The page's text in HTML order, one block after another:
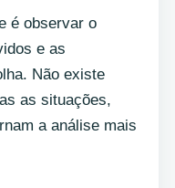
é observar o
e as
Não existe
as situações,
a análise mais